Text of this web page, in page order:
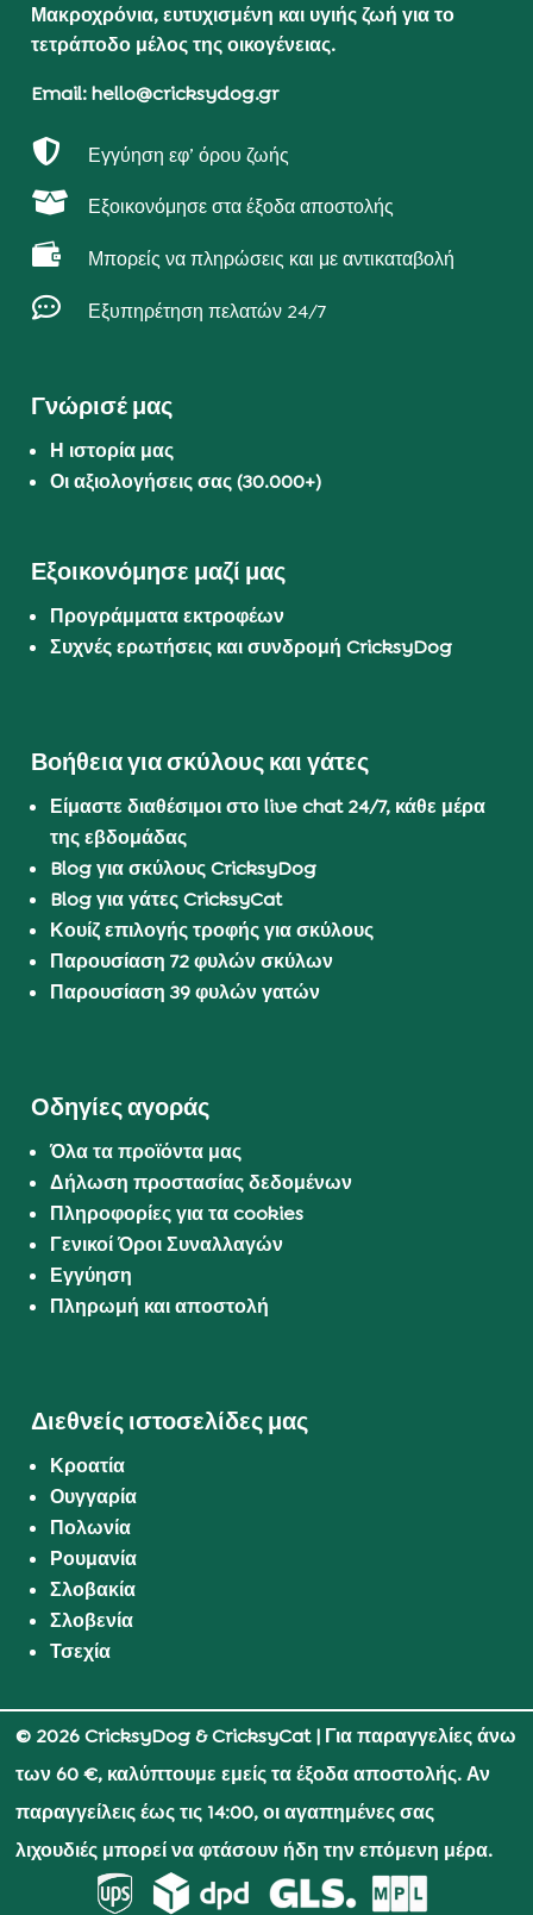
Μακροχρόνια, ευτυχισμένη και υγιής ζωή για το
τετράποδο μέλος της οικογένειας.
Email: hello@cricksydog.gr
 Εγγύηση εφ’ όρου ζωής
 Εξοικονόμησε στα έξοδα αποστολής
 Μπορείς να πληρώσεις και με αντικαταβολή
 Εξυπηρέτηση πελατών 24/7
Γνώρισέ μας
Η ιστορία μας
Οι αξιολογήσεις σας (30.000+)
Εξοικονόμησε μαζί μας
Προγράμματα εκτροφέων
Συχνές ερωτήσεις και συνδρομή CricksyDog
Βοήθεια για σκύλους και γάτες
Είμαστε διαθέσιμοι στο live chat 24/7, κάθε μέρα
της εβδομάδας
Blog για σκύλους CricksyDog
Blog για γάτες CricksyCat
Κουίζ επιλογής τροφής για σκύλους
Παρουσίαση 72 φυλών σκύλων
Παρουσίαση 39 φυλών γατών
Οδηγίες αγοράς
Όλα τα προϊόντα μας
Δήλωση προστασίας δεδομένων
Πληροφορίες για τα cookies
Γενικοί Όροι Συναλλαγών
Εγγύηση
Πληρωμή και αποστολή
Διεθνείς ιστοσελίδες μας
Κροατία
Ουγγαρία
Πολωνία
Ρουμανία
Σλοβακία
Σλοβενία
Τσεχία
© 2026 CricksyDog & CricksyCat| Για παραγγελίες άνω
των 60 €, καλύπτουμε εμείς τα έξοδα αποστολής. Αν
παραγγείλεις έως τις 14:00, οι αγαπημένες σας
λιχουδιές μπορεί να φτάσουν ήδη την επόμενη μέρα.